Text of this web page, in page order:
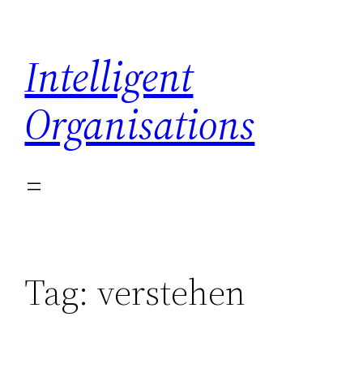
content
Intelligent
Organisations
Tag: verstehen